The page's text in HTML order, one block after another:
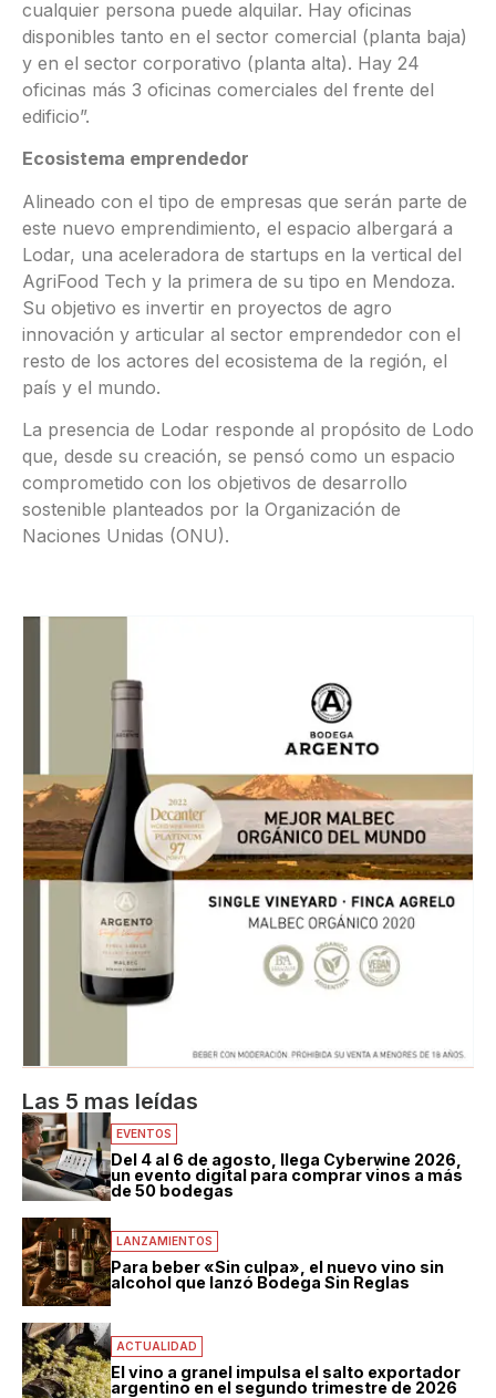
cualquier persona puede alquilar. Hay oficinas
disponibles tanto en el sector comercial (planta baja)
y en el sector corporativo (planta alta). Hay 24
oficinas más 3 oficinas comerciales del frente del
edificio”.
Ecosistema emprendedor
Alineado con el tipo de empresas que serán parte de
este nuevo emprendimiento, el espacio albergará a
Lodar, una aceleradora de startups en la vertical del
AgriFood Tech y la primera de su tipo en Mendoza.
Su objetivo es invertir en proyectos de agro
innovación y articular al sector emprendedor con el
resto de los actores del ecosistema de la región, el
país y el mundo.
La presencia de Lodar responde al propósito de Lodo
que, desde su creación, se pensó como un espacio
comprometido con los objetivos de desarrollo
sostenible planteados por la Organización de
Naciones Unidas (ONU).
Las 5 mas leídas
EVENTOS
Del 4 al 6 de agosto, llega Cyberwine 2026,
un evento digital para comprar vinos a más
de 50 bodegas
LANZAMIENTOS
Para beber «Sin culpa», el nuevo vino sin
alcohol que lanzó Bodega Sin Reglas
ACTUALIDAD
El vino a granel impulsa el salto exportador
argentino en el segundo trimestre de 2026